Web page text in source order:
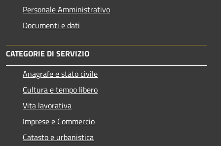
Personale Amministrativo
Documenti e dati
CATEGORIE DI SERVIZIO
Anagrafe e stato civile
Cultura e tempo libero
Vita lavorativa
Imprese e Commercio
Catasto e urbanistica